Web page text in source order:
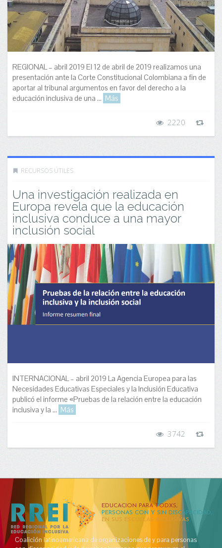
REGIONAL – abril 2019 El 12 de abril de 2019 realizamos una
presentación ante la Corte Constitucional Colombiana a fin de
aportar al tribunal argumentos en favor del derecho a la
educación inclusiva de una ... Más
2220
RECURSOS ÚTILES
Una investigación realizada en
Europa revela que la educación
inclusiva conduce a una mayor
inclusión social
INTERNACIONAL – abril 2019 La Agencia Europea para las
Necesidades Educativas Especiales y la Inclusión Educativa
publicó el informe «Pruebas de la relación entre la educación
inclusiva y la ... Más
3742
EDUCACION PARA TODXS,
PERSONAS CON Y SIN DISCAPACIDAD,
EN SUS ESCUELAS INCLUSIVAS
Coalición latinoamericana de organizaciones de y para personas